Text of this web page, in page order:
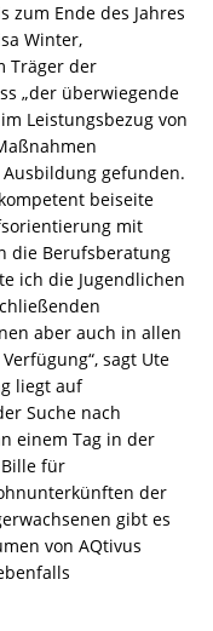
zum Ende des Jahres
Winter,
Träger der
„der überwiegende
Leistungsbezug von
gefunden.
beiseite
mit
die Berufsberatung
ich die Jugendlichen
aber auch in allen
sagt Ute
liegt auf
Suche nach
einem Tag in der
für
der
gibt es
von AQtivus